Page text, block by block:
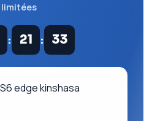
limitées
: 21 : 32